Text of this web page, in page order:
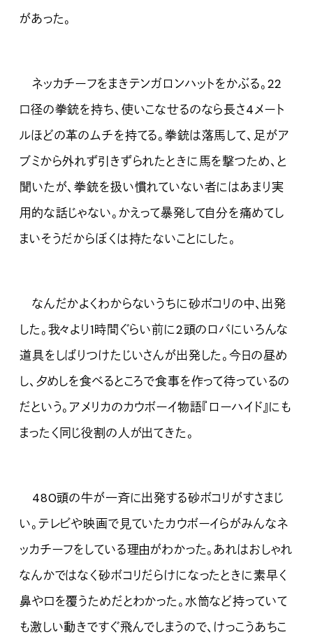
があった。
ネッカチーフをまきテンガロンハットをかぶる。22
口径の拳銃を持ち、使いこなせるのなら長さ4メート
ルほどの革のムチを持てる。拳銃は落馬して、足がア
ブミから外れず引きずられたときに馬を撃つため、と
聞いたが、拳銃を扱い慣れていない者にはあまり実
用的な話じゃない。かえって暴発して自分を痛めてし
まいそうだからぼくは持たないことにした。
なんだかよくわからないうちに砂ボコリの中、出発
した。我々より1時間ぐらい前に2頭のロバにいろんな
道具をしばりつけたじいさんが出発した。今日の昼め
し、夕めしを食べるところで食事を作って待っているの
だという。アメリカのカウボーイ物語『ローハイド』にも
まったく同じ役割の人が出てきた。
480頭の牛が一斉に出発する砂ボコリがすさまじ
い。テレビや映画で見ていたカウボーイらがみんなネ
ッカチーフをしている理由がわかった。あれはおしゃれ
なんかではなく砂ボコリだらけになったときに素早く
鼻や口を覆うためだとわかった。水筒など持っていて
も激しい動きですぐ飛んでしまうので、けっこうあちこ